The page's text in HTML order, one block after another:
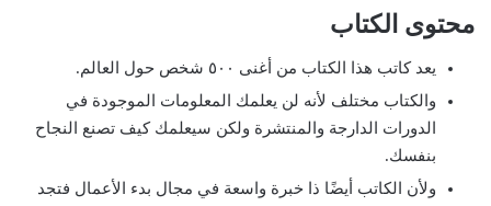
محتوى الكتاب
يعد كاتب هذا الكتاب من أغنى ٥٠٠ شخص حول العالم.
والكتاب مختلف لأنه لن يعلمك المعلومات الموجودة في
الدورات الدارجة والمنتشرة ولكن سيعلمك كيف تصنع النجاح
بنفسك.
ولأن الكاتب أيضًا ذا خبرة واسعة في مجال بدء الأعمال فتجد